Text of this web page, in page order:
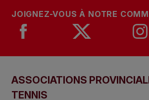
JOIGNEZ-VOUS À NOTRE
ASSOCIATIONS
TENNIS